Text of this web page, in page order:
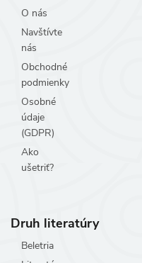
O nás
Navštívte
nás
Obchodné
podmienky
Osobné
údaje
(GDPR)
Ako
ušetriť?
Druh literatúry
Beletria